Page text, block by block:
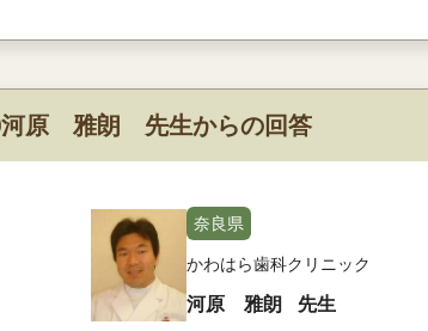
河原 雅朗 先生からの回答
奈良県
かわはら歯科クリニック
河原 雅朗 先生